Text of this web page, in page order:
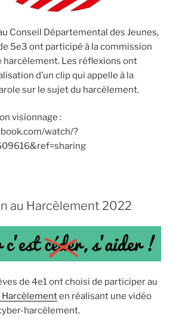
Conseil Départemental des Jeunes,
5e3 ont participé à la commission
harcèlement. Les réflexions ont
d’un clip qui appelle à la
sur le sujet du harcèlement.
visionnage :
watch/?
au Harcèlement 2022
de 4e1 ont choisi de participer au
Harcèlementen réalisant une vidéo
harcèlement.